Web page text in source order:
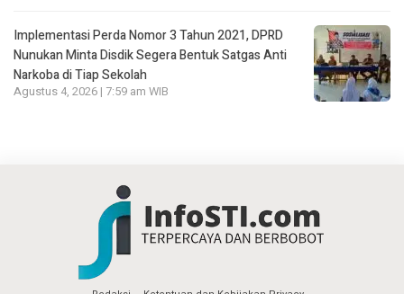
Implementasi Perda Nomor 3 Tahun 2021, DPRD
Nunukan Minta Disdik Segera Bentuk Satgas Anti
Narkoba di Tiap Sekolah
Agustus 4, 2026 | 7:59 am WIB